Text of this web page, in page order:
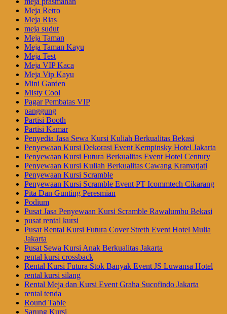
Meja Retro
Meja Rias
meja sudut
Meja Taman
Meja Taman Kayu
Meja Test
Meja VIP Kaca
Meja Vip Kayu
Mini Garden
Misty Cool
Pagar Pembatas VIP
panggung
Partisi Booth
Partisi Kamar
Penyedia Jasa Sewa Kursi Kuliah Berkualitas Bekasi
Penyewaan Kursi Dekorasi Event Kempinsky Hotel Jakarta
Penyewaan Kursi Futura Berkualitas Event Hotel Century
Penyewaan Kursi Kuliah Berkualitas Cawang Kramatjati
Penyewaan Kursi Scramble
Penyewaan Kursi Scramble Event PT Icommtech Cikarang
Pita Dan Gunting Peresmian
Podium
Pusat Jasa Penyewaan Kursi Scramble Rawalumbu Bekasi
pusat rental kursi
Pusat Rental Kursi Futura Cover Streth Event Hotel Mulia
Jakarta
Pusat Sewa Kursi Anak Berkualitas Jakarta
rental kursi crossback
Rental Kursi Futura Stok Banyak Event JS Luwansa Hotel
rental kursi silang
Rental Meja dan Kursi Event Graha Sucofindo Jakarta
rental tenda
Round Table
Sarung Kursi